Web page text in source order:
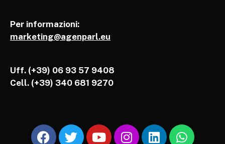
Per informazioni:
marketing@agenparl.eu
Uff. (+39) 06 93 57 9408
Cell. (+39) 340 681 9270